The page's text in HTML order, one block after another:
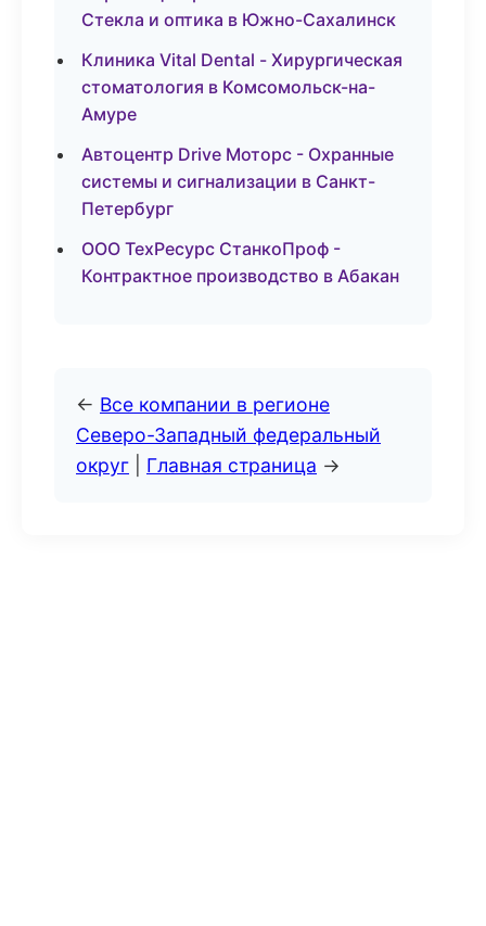
Стекла и оптика в Южно-Сахалинск
Клиника Vital Dental - Хирургическая
стоматология в Комсомольск-на-
Амуре
Автоцентр Drive Моторс - Охранные
системы и сигнализации в Санкт-
Петербург
ООО ТехРесурс СтанкоПроф -
Контрактное производство в Абакан
← Все компании в регионе
Северо-Западный федеральный
округ
Главная страница →